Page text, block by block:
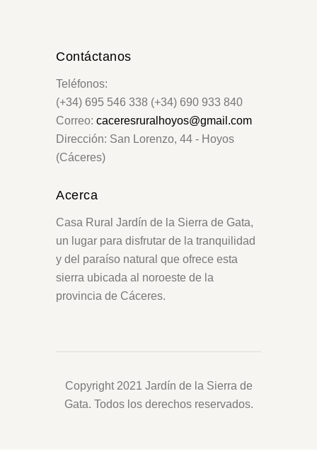
Contáctanos
Teléfonos:
(+34) 695 546 338 (+34) 690 933 840
Correo: caceresruralhoyos@gmail.com
Dirección: San Lorenzo, 44 - Hoyos
(Cáceres)
Acerca
Casa Rural Jardín de la Sierra de Gata,
un lugar para disfrutar de la tranquilidad
y del paraíso natural que ofrece esta
sierra ubicada al noroeste de la
provincia de Cáceres.
Copyright 2021 Jardín de la Sierra de
Gata. Todos los derechos reservados.